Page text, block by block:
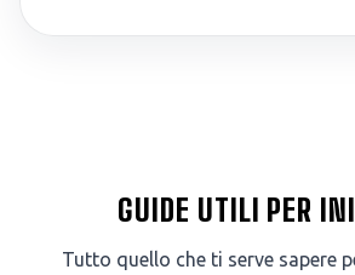
GUIDE UTILI PER
Tutto quello che ti serve sapere